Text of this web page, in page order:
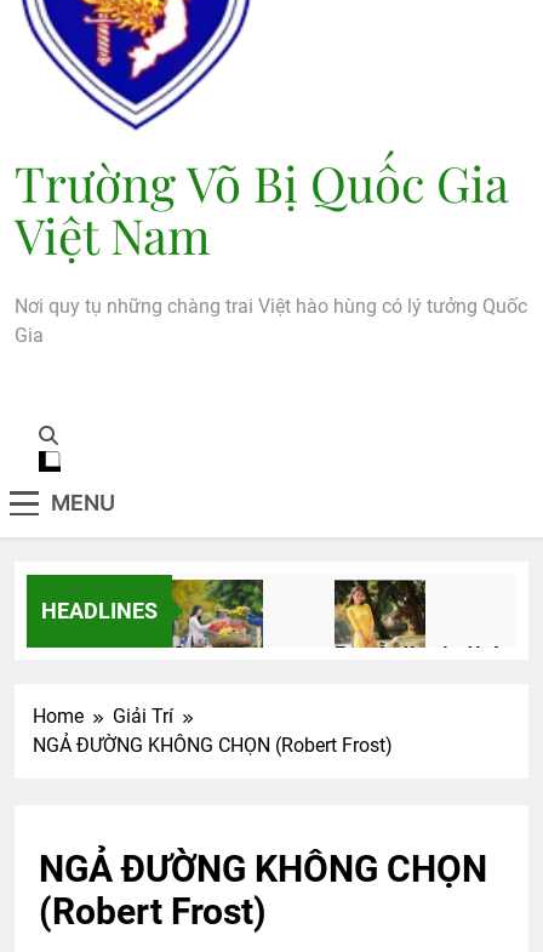
Trường Võ Bị Quốc Gia
Việt Nam
Nơi quy tụ những chàng trai Việt hào hùng có lý tưởng Quốc
Gia
MENU
HEADLINES
Creat new account Em vẫn là mùa Xuân
CTBCTY Tập II chương 19
Home
Giải Trí
NGẢ ĐƯỜNG KHÔNG CHỌN (Robert Frost)
NGẢ ĐƯỜNG KHÔNG CHỌN
(Robert Frost)